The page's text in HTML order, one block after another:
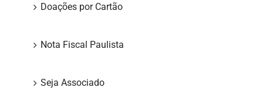
Doações por Cartão
Nota Fiscal Paulista
Seja Associado